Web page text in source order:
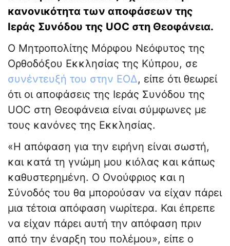
κανονικότητα των αποφάσεων της
Ιεράς Συνόδου της UOC στη Θεοφάνεια.
Ο Μητροπολίτης Μόρφου Νεόφυτος της
Ορθοδόξου Εκκλησίας της Κύπρου, σε
συνέντευξή του στην ΕΟΔ, είπε ότι θεωρεί
ότι οι αποφάσεις της Ιεράς Συνόδου της
UOC στη Θεοφάνεια είναι σύμφωνες με
τους κανόνες της Εκκλησίας.
«Η απόφαση για την ειρήνη είναι σωστή,
και κατά τη γνώμη μου κιόλας και κάπως
καθυστερημένη. Ο Ονούφριος και η
Σύνοδός του θα μπορούσαν να είχαν πάρει
μια τέτοια απόφαση νωρίτερα. Και έπρεπε
να είχαν πάρει αυτή την απόφαση πριν
από την έναρξη του πολέμου», είπε ο